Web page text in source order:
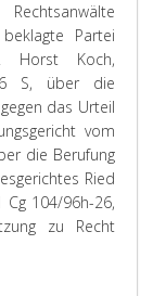
Partei
Horst Koch,
S, über die
das Urteil
vom
die Berufung
Ried
Cg 104/96h-26,
zu Recht